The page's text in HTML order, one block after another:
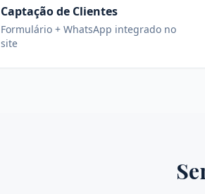
Captação de Clientes
Formulário + WhatsApp integrado no
site